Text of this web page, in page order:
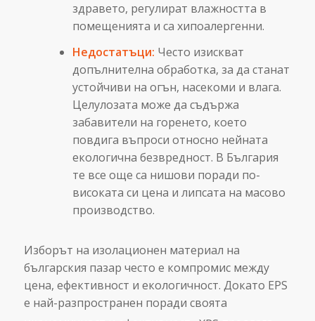
здравето, регулират влажността в
помещенията и са хипоалергенни.
Недостатъци: Често изискват
допълнителна обработка, за да станат
устойчиви на огън, насекоми и влага.
Целулозата може да съдържа
забавители на горенето, което
повдига въпроси относно нейната
екологична безвредност. В България
те все още са нишови поради по-
високата си цена и липсата на масово
производство.
Изборът на изолационен материал на
българския пазар често е компромис между
цена, ефективност и екологичност. Докато EPS
е най-разпространен поради своята